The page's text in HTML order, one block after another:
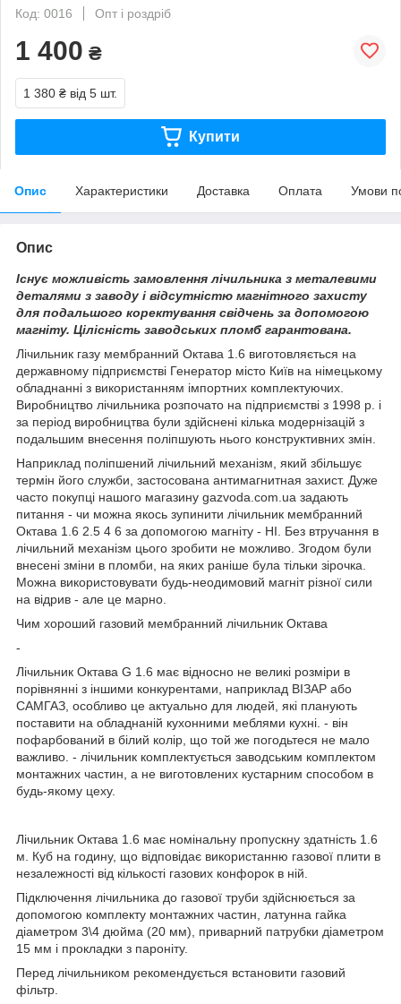
Код: 0016
Опт і роздріб
1 400 ₴
1 380 ₴ від 5 шт.
Купити
Опис Характеристики Доставка Оплата Умови
Опис
Існує можливість замовлення лічильника з металевими
деталями з заводу і відсутністю магнітного захисту
для подальшого коректування свідчень за допомогою
магніту. Цілісність заводських пломб гарантована.
Лічильник газу мембранний Октава 1.6 виготовляється на
державному підприємстві Генератор місто Київ на німецькому
обладнанні з використанням імпортних комплектуючих.
Виробництво лічильника розпочато на підприємстві з 1998 р. і
за період виробництва були здійснені кілька модернізацій з
подальшим внесення поліпшують нього конструктивних змін.
Наприклад поліпшений лічильний механізм, який збільшує
термін його служби, застосована антимагнитная захист. Дуже
часто покупці нашого магазину gazvoda.com.ua задають
питання - чи можна якось зупинити лічильник мембранний
Октава 1.6 2.5 4 6 за допомогою магніту - НІ. Без втручання в
лічильний механізм цього зробити не можливо. Згодом були
внесені зміни в пломби, на яких раніше була тільки зірочка.
Можна використовувати будь-неодимовий магніт різної сили
на відрив - але це марно.
Чим хороший газовий мембранний лічильник Октава
-
Лічильник Октава G 1.6 має відносно не великі розміри в
порівнянні з іншими конкурентами, наприклад ВІЗАР або
САМГАЗ, особливо це актуально для людей, які планують
поставити на обладнаній кухонними меблями кухні. - він
пофарбований в білий колір, що той же погодьтеся не мало
важливо. - лічильник комплектується заводським комплектом
монтажних частин, а не виготовлених кустарним способом в
будь-якому цеху.
Лічильник Октава 1.6 має номінальну пропускну здатність 1.6
м. Куб на годину, що відповідає використанню газової плити в
незалежності від кількості газових конфорок в ній.
Підключення лічильника до газової труби здійснюється за
допомогою комплекту монтажних частин, латунна гайка
діаметром 3\4 дюйма (20 мм), приварний патрубки діаметром
15 мм і прокладки з пароніту.
Перед лічильником рекомендується встановити газовий
фільтр.